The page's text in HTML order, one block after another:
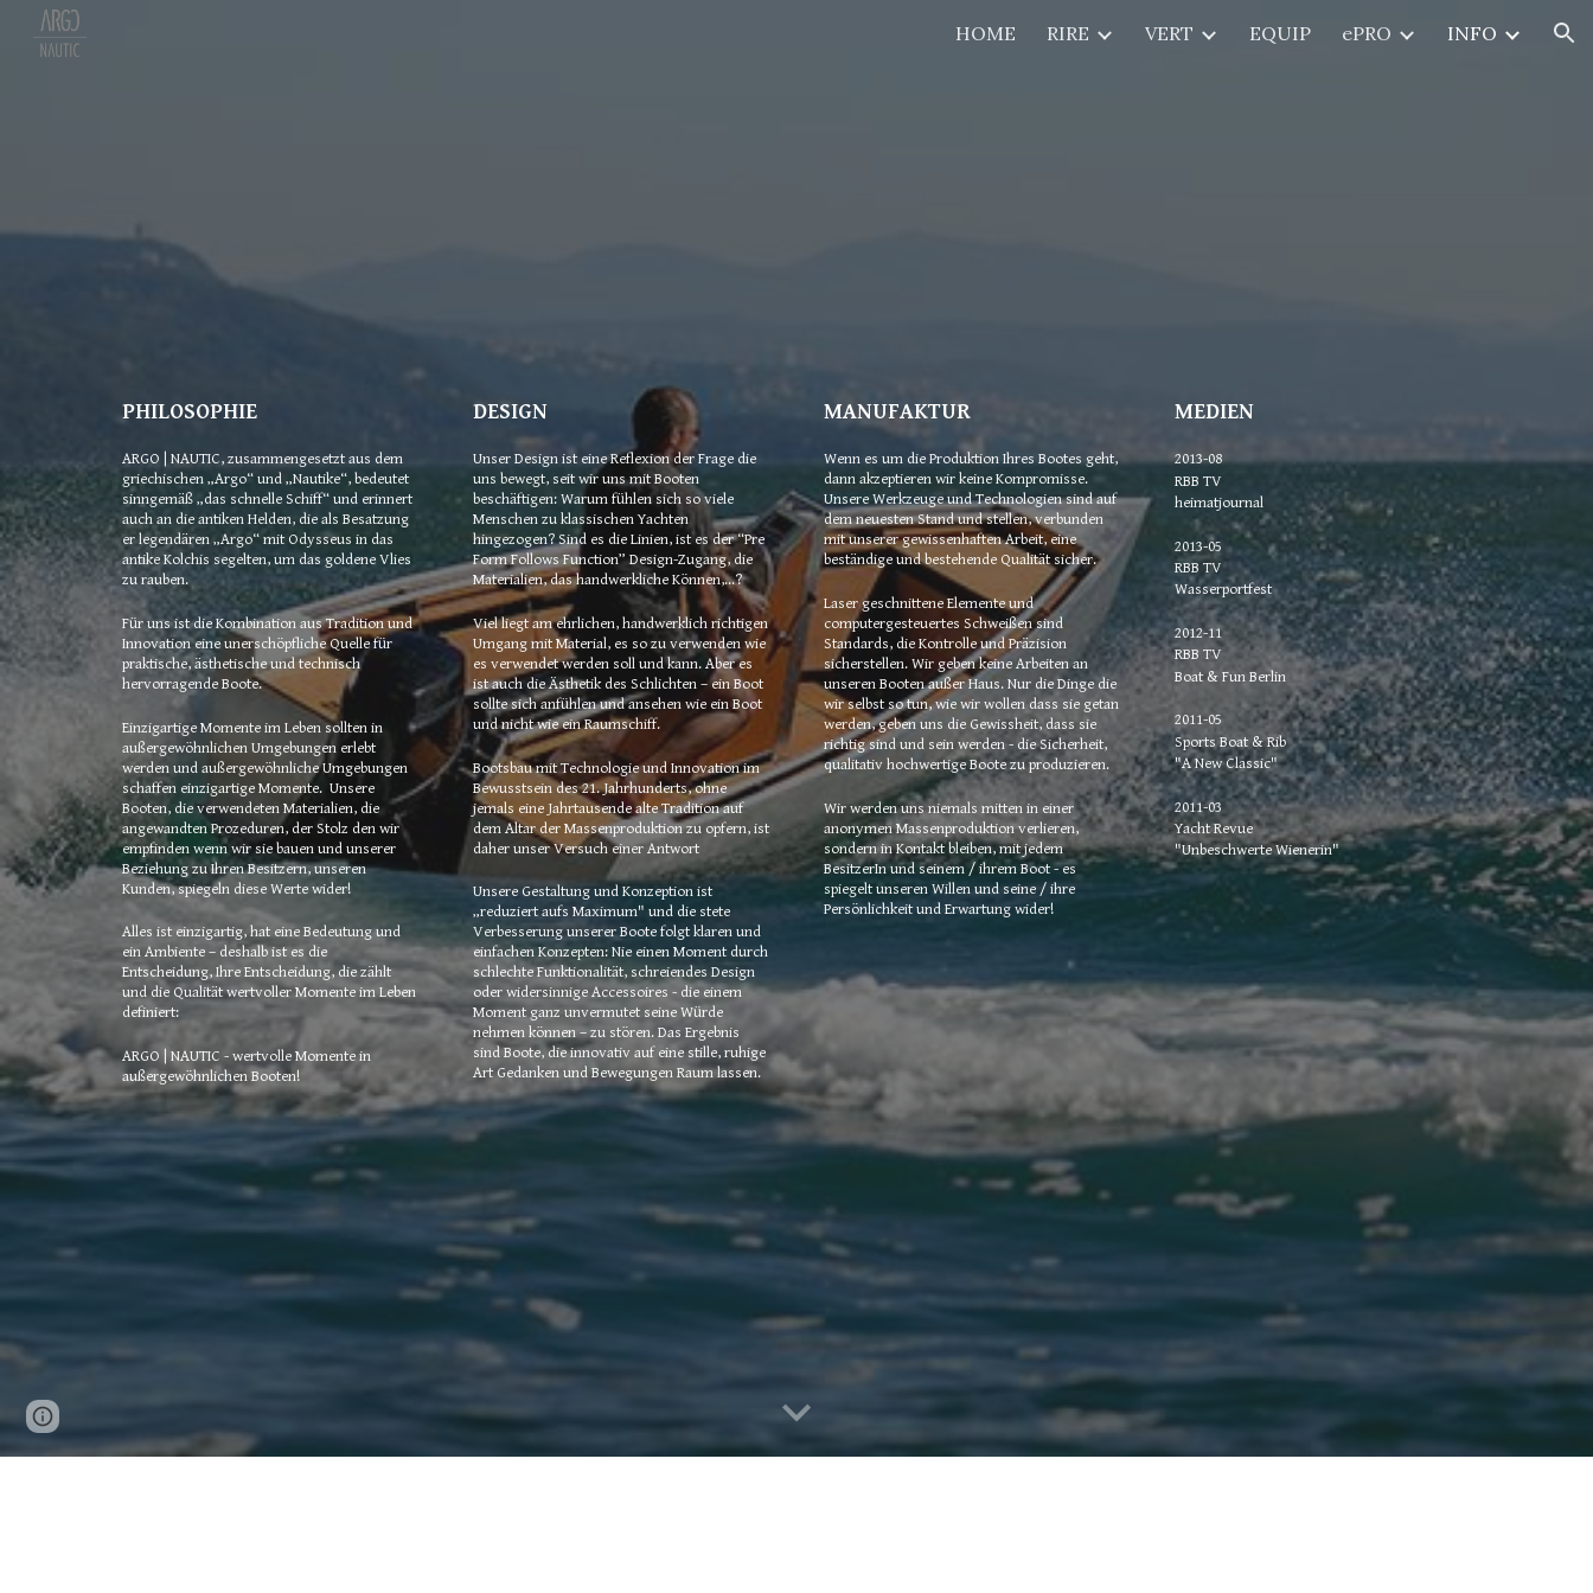
Skip to navigation
HOME RIRE VERT EQUIP ePRO INFO
PHILOSOPHIE
ARGO | NAUTIC, zusammengesetzt aus dem
griechischen „Argo“ und „Nautike“, bedeutet
sinngemäß „das schnelle Schiff“ und erinnert
auch an die antiken Helden, die als Besatzung
er legendären „Argo“ mit Odysseus in das
antike Kolchis segelten, um das goldene Vlies
zu rauben.
Für uns ist die Kombination aus Tradition und
Innovation eine unerschöpfliche Quelle für
praktische, ästhetische und technisch
hervorragende Boote.
Einzigartige Momente im Leben sollten in
außergewöhnlichen Umgebungen erlebt
werden und außergewöhnliche Umgebungen
schaffen einzigartige Momente.  Unsere
Booten, die verwendeten Materialien, die
angewandten Prozeduren, der Stolz den wir
empfinden wenn wir sie bauen und unserer
Beziehung zu Ihren Besitzern, unseren
Kunden, spiegeln diese Werte wider!
Alles ist einzigartig, hat eine Bedeutung und
ein Ambiente – deshalb ist es die
Entscheidung, Ihre Entscheidung, die zählt
und die Qualität wertvoller Momente im Leben
definiert:
ARGO | NAUTIC - wertvolle Momente in
außergewöhnlichen Booten!
DESIGN
Unser Design ist eine Reflexion der Frage die
uns bewegt, seit wir uns mit Booten
beschäftigen: Warum fühlen sich so viele
Menschen zu klassischen Yachten
hingezogen? Sind es die Linien, ist es der “Pre
Form Follows Function” Design-Zugang, die
Materialien, das handwerkliche Können,...?
Viel liegt am ehrlichen, handwerklich richtigen
Umgang mit Material, es so zu verwenden wie
es verwendet werden soll und kann. Aber es
ist auch die Ästhetik des Schlichten – ein Boot
sollte sich anfühlen und ansehen wie ein Boot
und nicht wie ein Raumschiff.
Bootsbau mit Technologie und Innovation im
Bewusstsein des 21. Jahrhunderts, ohne
jemals eine Jahrtausende alte Tradition auf
dem Altar der Massenproduktion zu opfern, ist
daher unser Versuch einer Antwort
Unsere Gestaltung und Konzeption ist
„reduziert aufs Maximum" und die stete
Verbesserung unserer Boote folgt klaren und
einfachen Konzepten: Nie einen Moment durch
schlechte Funktionalität, schreiendes Design
oder widersinnige Accessoires - die einem
Moment ganz unvermutet seine Würde
nehmen können – zu stören. Das Ergebnis
sind Boote, die innovativ auf eine stille, ruhige
Art Gedanken und Bewegungen Raum lassen.
MANUFAKTUR
Wenn es um die Produktion Ihres Bootes geht,
dann akzeptieren wir keine Kompromisse.
Unsere Werkzeuge und Technologien sind auf
dem neuesten Stand und stellen, verbunden
mit unserer gewissenhaften Arbeit, eine
beständige und bestehende Qualität sicher.
Laser geschnittene Elemente und
computergesteuertes Schweißen sind
Standards, die Kontrolle und Präzision
sicherstellen. Wir geben keine Arbeiten an
unseren Booten außer Haus. Nur die Dinge die
wir selbst so tun, wie wir wollen dass sie getan
werden, geben uns die Gewissheit, dass sie
richtig sind und sein werden - die Sicherheit,
qualitativ hochwertige Boote zu produzieren.
Wir werden uns niemals mitten in einer
anonymen Massenproduktion verlieren,
sondern in Kontakt bleiben, mit jedem
BesitzerIn und seinem / ihrem Boot - es
spiegelt unseren Willen und seine / ihre
Persönlichkeit und Erwartung wider!
MEDIEN
2013-08
RBB TV
heimatjournal
2013-05
RBB TV
Wasserportfest
2012-11
RBB TV
Boat & Fun Berlin
2011-05
Sports Boat & Rib
"A New Classic"
2011-03
Yacht Revue
"Unbeschwerte Wienerin"
updated